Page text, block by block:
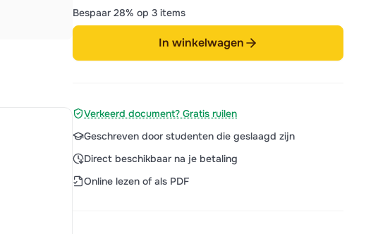
Bespaar 28% op 3 items
In winkelwagen
Verkeerd document? Gratis ruilen
Geschreven door studenten die geslaagd zijn
Direct beschikbaar na je betaling
Online lezen of als PDF